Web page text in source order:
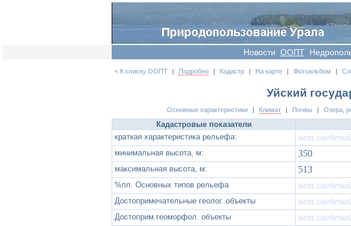
Новости OOПT
< К списку ООПТ | Подробно | Кадастр | На карте | Фотоальбом |
Уйский
Основные характеристики Климат Почвы Озера,
Кадастровые показатели
краткая характеристика рельефа:
нет
минимальная высота, м: 350
максимальная высота, м: 513
%пл. Основных типов рельефа нет
Достопримечательные геолог. объекты нет
Достоприм.геоморфол. объекты нет